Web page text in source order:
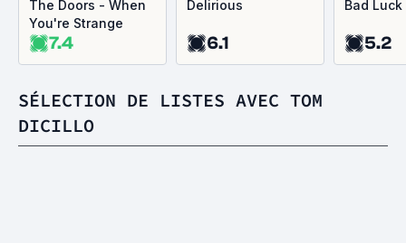
The Doors - When
You're Strange
7.4
Delirious
6.1
Bad Luck
5.2
SÉLECTION DE LISTES AVEC TOM
DICILLO